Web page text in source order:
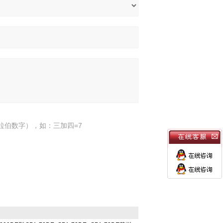
伯数字），如：三加四=7